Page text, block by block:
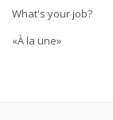
What's your job?
«À la une»